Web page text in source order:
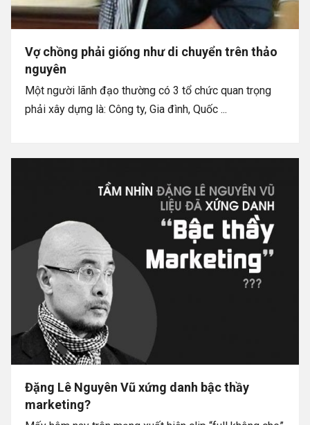
Vợ chồng phải giống như di chuyển trên thảo
nguyên
Một người lãnh đạo thường có 3 tổ chức quan trọng
phải xây dựng là: Công ty, Gia đình, Quốc ...
Đặng Lê Nguyên Vũ xứng danh bậc thầy
marketing?